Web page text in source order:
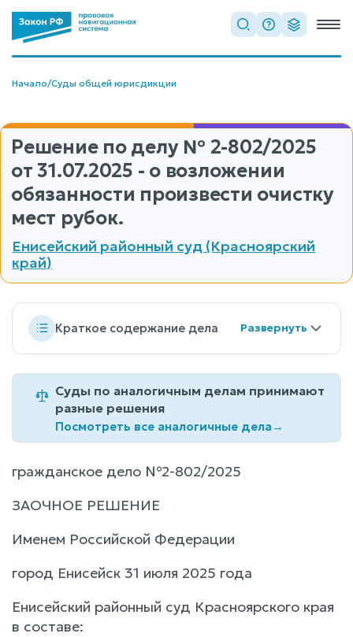
Начало/Суды общей юрисдикции
Решение по делу № 2-802/2025
от 31.07.2025 - о возложении
обязанности произвести очистку
мест рубок.
Енисейский районный суд (Красноярский
край)
Краткое содержание дела
Суды по аналогичным делам принимают
разные решения
Посмотреть все аналогичные дела→
гражданское дело №2-802/2025
ЗАОЧНОЕ РЕШЕНИЕ
Именем Российской Федерации
город Енисейск 31 июля 2025 года
Енисейский районный суд Красноярского края
в составе: